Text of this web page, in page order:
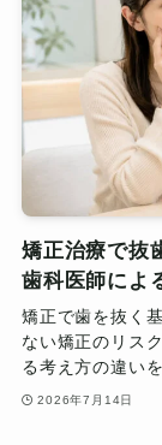
矯正治療で抜
歯科医師によ
矯正で歯を抜く
ない矯正のリス
る考え方の違い
2026年7月14日